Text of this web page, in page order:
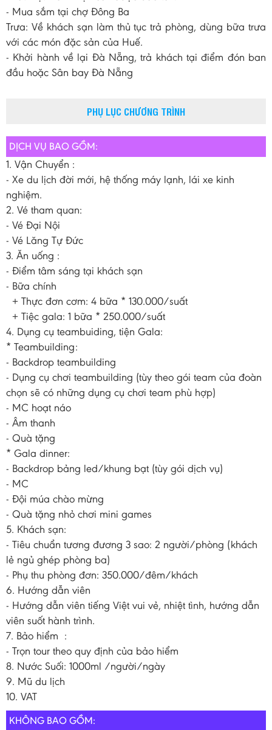
- Mua sắm tại chợ Đông Ba
Trưa: Về khách sạn làm thủ tục trả phòng, dùng bữa trưa
với các món đặc sản của Huế.
- Khởi hành về lại Đà Nẵng, trả khách tại điểm đón ban
đầu hoặc Sân bay Đà Nẵng
PHỤ LỤC CHƯƠNG TRÌNH
DỊCH VỤ BAO GỒM:
1. Vận Chuyển :
- Xe du lịch đời mới, hệ thống máy lạnh, lái xe kinh
nghiệm.
2. Vé tham quan:
- Vé Đại Nội
- Vé Lăng Tự Đức
3. Ăn uống :
- Điểm tâm sáng tại khách sạn
- Bữa chính
+ Thực đơn cơm: 4 bữa * 130.000/suất
+ Tiệc gala: 1 bữa * 250.000/suất
4. Dụng cụ teambuiding, tiện Gala:
* Teambuilding:
- Backdrop teambuilding
- Dụng cụ chơi teambuilding (tùy theo gói team của đoàn
chọn sẽ có những dụng cụ chơi team phù hợp)
- MC hoạt náo
- Âm thanh
- Quà tặng
* Gala dinner:
- Backdrop bảng led/khung bạt (tùy gói dịch vụ)
- MC
- Đội múa chào mừng
- Quà tặng nhỏ chơi mini games
5. Khách sạn:
- Tiêu chuẩn tương đương 3 sao: 2 người/phòng (khách
lẻ ngủ ghép phòng ba)
- Phụ thu phòng đơn: 350.000/đêm/khách
6. Hướng dẫn viên
- Hướng dẫn viên tiếng Việt vui vẻ, nhiệt tình, hướng dẫn
viên suốt hành trình.
7. Bảo hiểm :
- Trọn tour theo quy định của bảo hiểm
8. Nước Suối: 1000ml /người/ngày
9. Mũ du lịch
10. VAT
KHÔNG BAO GỒM: